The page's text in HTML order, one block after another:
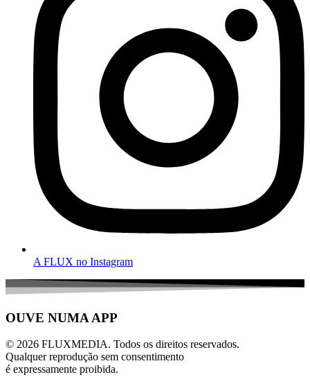
A FLUX no Instagram
OUVE NUMA APP
© 2026 FLUXMEDIA. Todos os direitos reservados.
Qualquer reprodução sem consentimento
é expressamente proibida.